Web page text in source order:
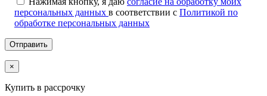
персональных данных в соответствии с Политикой по
обработке персональных данных
×
Купить в рассрочку